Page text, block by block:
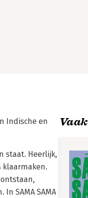
Indische en
staat. Heerlijk,
klaarmaken.
SAMA SAMA